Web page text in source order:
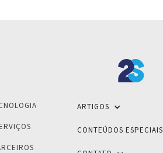
ARTIGOS
CONTEÚDOS ESPECIAIS